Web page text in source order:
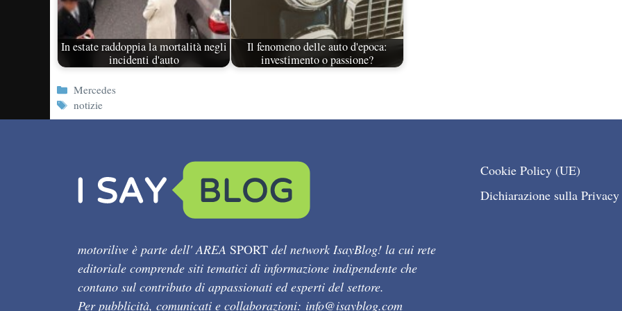
In estate raddoppia la mortalità negli
incidenti d'auto
Il fenomeno delle auto d'epoca:
investimento o passione?
Categorie
Mercedes
Tag
notizie
motorilive è parte dell' AREA SPORT del network IsayBlog! la cui rete
editoriale comprende siti tematici di informazione indipendente che
contano sul contributo di appassionati ed esperti del settore.
Per pubblicità, comunicati e collaborazioni: info@isayblog.com
Cookie Policy (UE)
Dichiarazione sulla